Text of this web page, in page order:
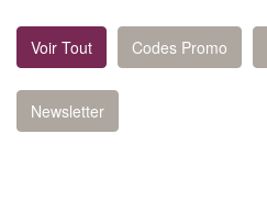
Voir Tout Codes Promo
Newsletter